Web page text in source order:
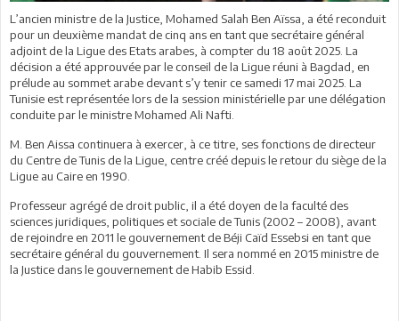
L’ancien ministre de la Justice, Mohamed Salah Ben Aïssa, a été reconduit
pour un deuxième mandat de cinq ans en tant que secrétaire général
adjoint de la Ligue des Etats arabes, à compter du 18 août 2025. La
décision a été approuvée par le conseil de la Ligue réuni à Bagdad, en
prélude au sommet arabe devant s’y tenir ce samedi 17 mai 2025. La
Tunisie est représentée lors de la session ministérielle par une délégation
conduite par le ministre Mohamed Ali Nafti.
M. Ben Aissa continuera à exercer, à ce titre, ses fonctions de directeur
du Centre de Tunis de la Ligue, centre créé depuis le retour du siège de la
Ligue au Caire en 1990.
Professeur agrégé de droit public, il a été doyen de la faculté des
sciences juridiques, politiques et sociale de Tunis (2002 – 2008), avant
de rejoindre en 2011 le gouvernement de Béji Caïd Essebsi en tant que
secrétaire général du gouvernement. Il sera nommé en 2015 ministre de
la Justice dans le gouvernement de Habib Essid.